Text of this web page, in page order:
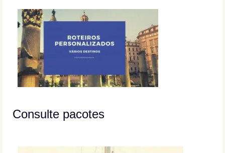
Consulte pacotes